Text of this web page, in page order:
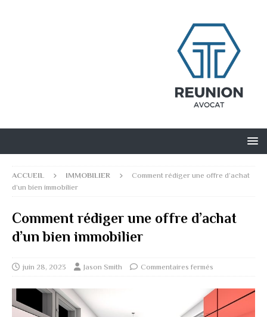
ACCUEIL IMMOBILIER
Comment rédiger une offre d’achat
d’un bien immobilier
Comment rédiger une offre d’achat
d’un bien immobilier
juin 28, 2023 Jason Smith Commentaires fermés